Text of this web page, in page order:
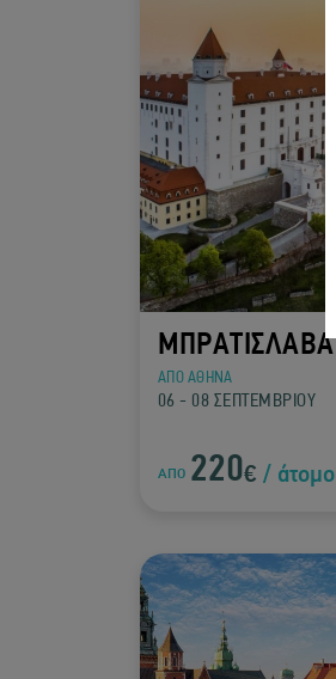
ΜΠΡΑΤΙΣΛΑΒΑ
ΑΠΟ ΑΘΗΝΑ
06 - 08 ΣΕΠΤΕΜΒΡΙΟΥ
ΑΠΟ 220€ / άτομο